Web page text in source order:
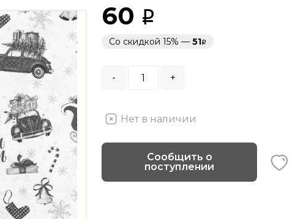
60
Со скидкой 15% —51
- +
Нет в наличии
Сообщить о
поступлении